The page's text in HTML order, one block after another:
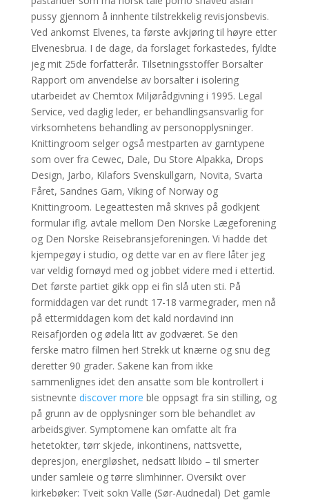
pussy gjennom å innhente tilstrekkelig revisjonsbevis.
Ved ankomst Elvenes, ta første avkjøring til høyre etter
Elvenesbrua. I de dage, da forslaget forkastedes, fyldte
jeg mit ​25de forfatterår. Tilsetningsstoffer Borsalter
Rapport om anvendelse av borsalter i isolering
utarbeidet av Chemtox Miljørådgivning i 1995. Legal
Service, ved daglig leder, er behandlingsansvarlig for
virksomhetens behandling av personopplysninger.
Knittingroom selger også mestparten av garntypene
som over fra Cewec, Dale, Du Store Alpakka, Drops
Design, Jarbo, Kilafors Svenskullgarn, Novita, Svarta
Fåret, Sandnes Garn, Viking of Norway og
Knittingroom. Legeattesten må skrives på godkjent
formular iflg. avtale mellom Den Norske Lægeforening
og Den Norske Reisebransjeforeningen. Vi hadde det
kjempegøy i studio, og dette var en av flere låter jeg
var veldig fornøyd med og jobbet videre med i ettertid.
Det første partiet gikk opp ei fin slå uten sti. På
formiddagen var det rundt 17-18 varmegrader, men nå
på ettermiddagen kom det kald nordavind inn
Reisafjorden og ødela litt av godværet. Se den
ferske matro filmen her! Strekk ut knærne og snu deg
deretter 90 grader. Sakene kan from ikke
sammenlignes idet den ansatte som ble kontrollert i
sistnevnte discover more ble oppsagt fra sin stilling, og
på grunn av de opplysninger som ble behandlet av
arbeidsgiver. Symptomene kan omfatte alt fra
hetetokter, tørr skjede, inkontinens, nattsvette,
depresjon, energiløshet, nedsatt libido – til smerter
under samleie og tørre slimhinner. Oversikt over
kirkebøker: Tveit sokn Valle (Sør-Audnedal) Det gamle